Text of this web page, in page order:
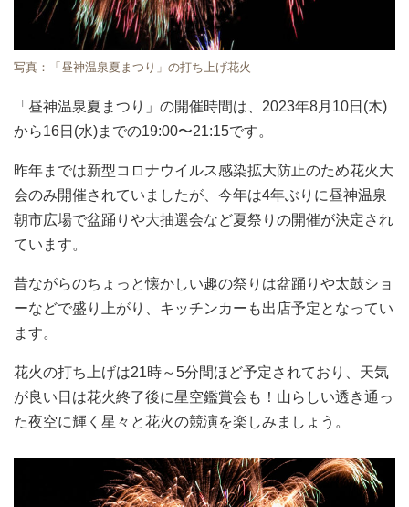
写真：「昼神温泉夏まつり」の打ち上げ花火
「昼神温泉夏まつり」の開催時間は、2023年8月10日(木)
から16日(水)までの19:00〜21:15です。
昨年までは新型コロナウイルス感染拡大防止のため花火大
会のみ開催されていましたが、今年は4年ぶりに昼神温泉
朝市広場で盆踊りや大抽選会など夏祭りの開催が決定され
ています。
昔ながらのちょっと懐かしい趣の祭りは盆踊りや太鼓ショ
ーなどで盛り上がり、キッチンカーも出店予定となってい
ます。
花火の打ち上げは21時～5分間ほど予定されており、天気
が良い日は花火終了後に星空鑑賞会も！山らしい透き通っ
た夜空に輝く星々と花火の競演を楽しみましょう。